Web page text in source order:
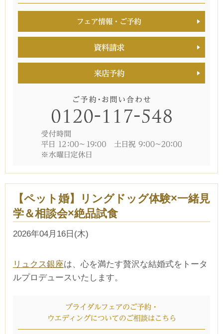
【ペット婚】リングドッグ体験×一緒見
学＆相談会×絶品試食
2026年04月16日(木)
リュクス銀座は、心を満たす贅沢な結婚式をトータ
ルプロデュースいたします。